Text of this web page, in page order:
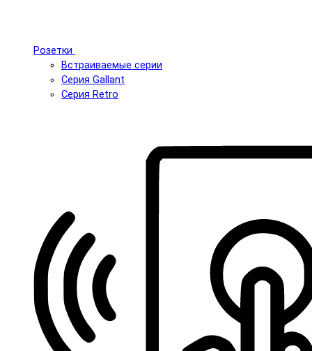
Розетки
Встраиваемые серии
Серия Gallant
Серия Retro